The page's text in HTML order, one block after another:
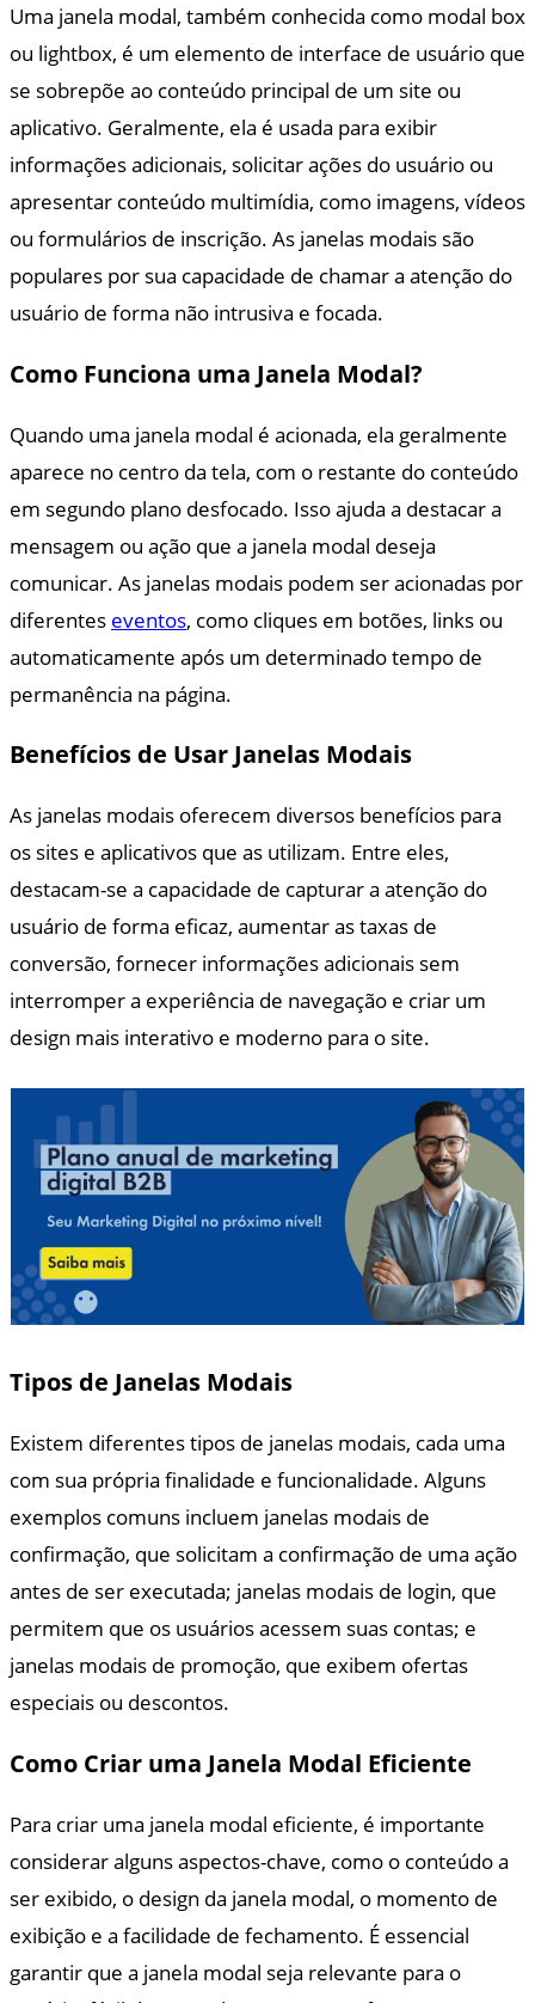
Uma janela modal, também conhecida como modal box
ou lightbox, é um elemento de interface de usuário que
se sobrepõe ao conteúdo principal de um site ou
aplicativo. Geralmente, ela é usada para exibir
informações adicionais, solicitar ações do usuário ou
apresentar conteúdo multimídia, como imagens, vídeos
ou formulários de inscrição. As janelas modais são
populares por sua capacidade de chamar a atenção do
usuário de forma não intrusiva e focada.
Como Funciona uma Janela Modal?
Quando uma janela modal é acionada, ela geralmente
aparece no centro da tela, com o restante do conteúdo
em segundo plano desfocado. Isso ajuda a destacar a
mensagem ou ação que a janela modal deseja
comunicar. As janelas modais podem ser acionadas por
diferentes eventos, como cliques em botões, links ou
automaticamente após um determinado tempo de
permanência na página.
Benefícios de Usar Janelas Modais
As janelas modais oferecem diversos benefícios para
os sites e aplicativos que as utilizam. Entre eles,
destacam-se a capacidade de capturar a atenção do
usuário de forma eficaz, aumentar as taxas de
conversão, fornecer informações adicionais sem
interromper a experiência de navegação e criar um
design mais interativo e moderno para o site.
Tipos de Janelas Modais
Existem diferentes tipos de janelas modais, cada uma
com sua própria finalidade e funcionalidade. Alguns
exemplos comuns incluem janelas modais de
confirmação, que solicitam a confirmação de uma ação
antes de ser executada; janelas modais de login, que
permitem que os usuários acessem suas contas; e
janelas modais de promoção, que exibem ofertas
especiais ou descontos.
Como Criar uma Janela Modal Eficiente
Para criar uma janela modal eficiente, é importante
considerar alguns aspectos-chave, como o conteúdo a
ser exibido, o design da janela modal, o momento de
exibição e a facilidade de fechamento. É essencial
garantir que a janela modal seja relevante para o